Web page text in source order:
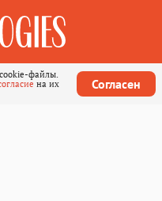
файлы.
на их
Согласен